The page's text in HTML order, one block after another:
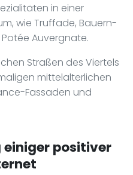
in einer
wie Truffade, Bauern-
Auvergnate.
Straßen des Viertels
mittelalterlichen
Fassaden und
positiver